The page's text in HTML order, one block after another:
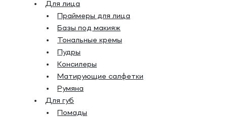
Для лица
Праймеры для лица
Базы под макияж
Тональные кремы
Пудры
Консилеры
Матирующие салфетки
Румяна
Для губ
Помады